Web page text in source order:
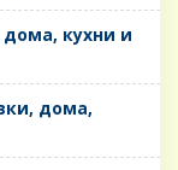
дома, кухни и
дома,